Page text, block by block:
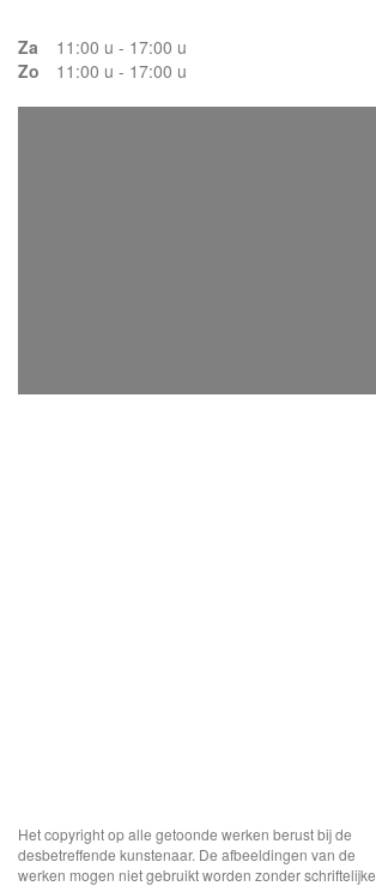
Za
11:00 u - 17:00 u
Zo
11:00 u - 17:00 u
Het copyright op alle getoonde werken berust bij de
desbetreffende kunstenaar. De afbeeldingen van de
werken mogen niet gebruikt worden zonder schriftelijke